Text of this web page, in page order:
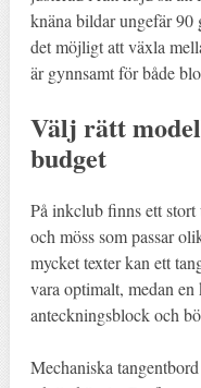
knäna bildar ungefär 90
det möjligt att växla
är gynnsamt för både
Välj rätt
budget
På inkclub finns ett
och möss som passar
mycket texter kan ett
vara optimalt, medan
anteckningsblock och
Mechaniska